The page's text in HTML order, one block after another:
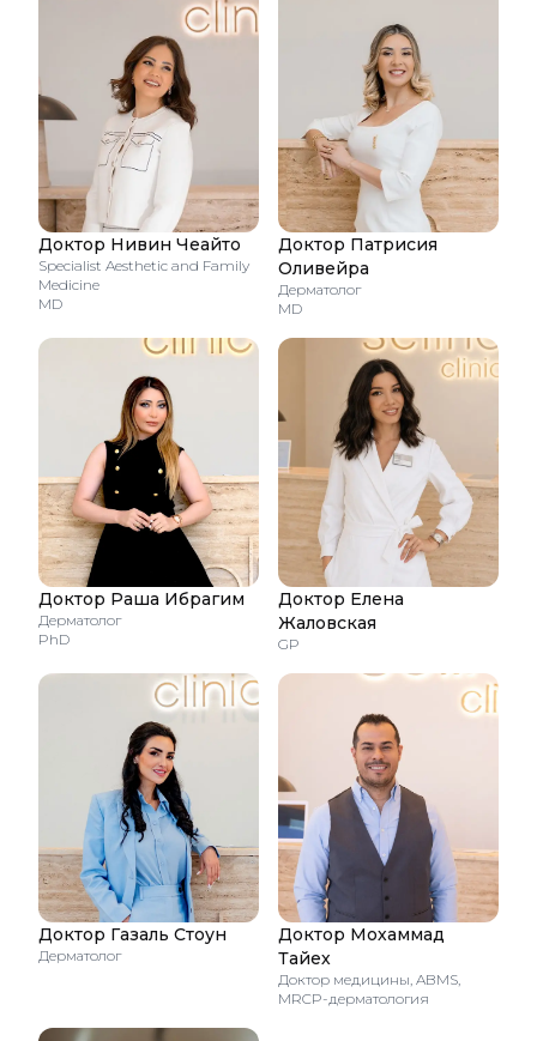
Доктор Нивин Чеайто
Specialist Aesthetic and Family
Medicine
MD
Доктор Патрисия
Оливейра
Дерматолог
MD
Доктор Раша Ибрагим
Дерматолог
PhD
Доктор Елена
Жаловская
GP
Доктор Газаль Стоун
Дерматолог
Доктор Мохаммад
Тайех
Доктор медицины, ABMS,
MRCP-дерматология